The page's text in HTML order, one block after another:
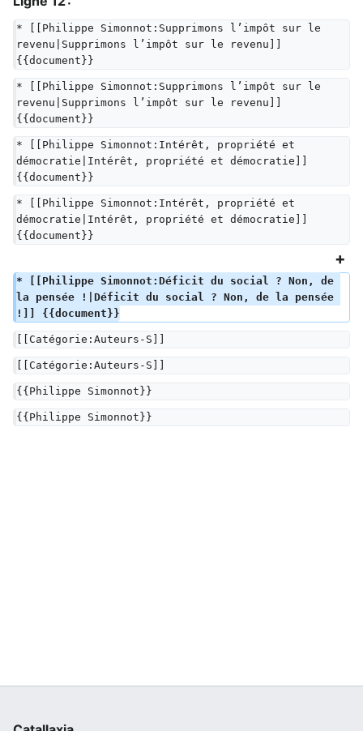
* [[Philippe Simonnot:Supprimons l’impôt sur le
revenu|Supprimons l’impôt sur le revenu]]
{{document}}
* [[Philippe Simonnot:Supprimons l’impôt sur le
revenu|Supprimons l’impôt sur le revenu]]
{{document}}
* [[Philippe Simonnot:Intérêt, propriété et
démocratie|Intérêt, propriété et démocratie]]
{{document}}
* [[Philippe Simonnot:Intérêt, propriété et
démocratie|Intérêt, propriété et démocratie]]
{{document}}
* [[Philippe Simonnot:Déficit du social ? Non, de
la pensée !|Déficit du social ? Non, de la pensée
!]] {{document}}
[[Catégorie:Auteurs-S]]
[[Catégorie:Auteurs-S]]
{{Philippe Simonnot}}
{{Philippe Simonnot}}